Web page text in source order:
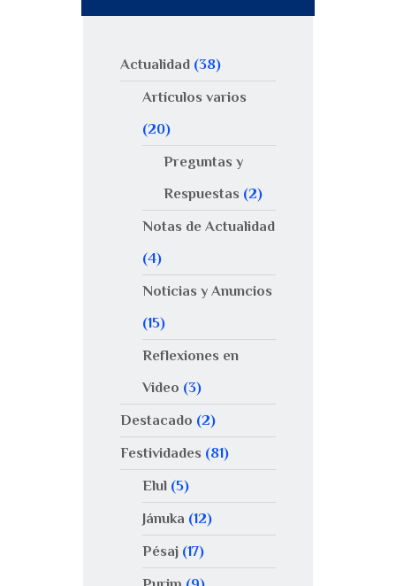
Actualidad (38)
Artículos varios
(20)
Preguntas y
Respuestas (2)
Notas de Actualidad
(4)
Noticias y Anuncios
(15)
Reflexiones en
Video (3)
Destacado (2)
Festividades (81)
Elul(5)
Jánuka (12)
Pésaj(17)